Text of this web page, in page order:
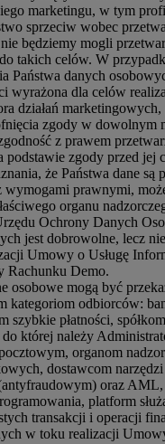
marketingu, w tym
sprzeciw wobec
będziemy mogli
takich celów. W
Państwa danych
wyrażona dla celów
działań marketingowych,
zgody w dowolnym
z prawem
podstawie zgody przed jej
że Państwa dane są
wymogami prawnymi,
organu
Ochrony Danych
jest dobrowolne, lecz
Umowy o Usługę
Rachunku Demo.
osobowe mogą być
kategoriom odbiorców:
szybkie płatności,
do której należy
organom
dostawcom narzędzi
oraz
platform
transakcji i operacji
w toku realizacji